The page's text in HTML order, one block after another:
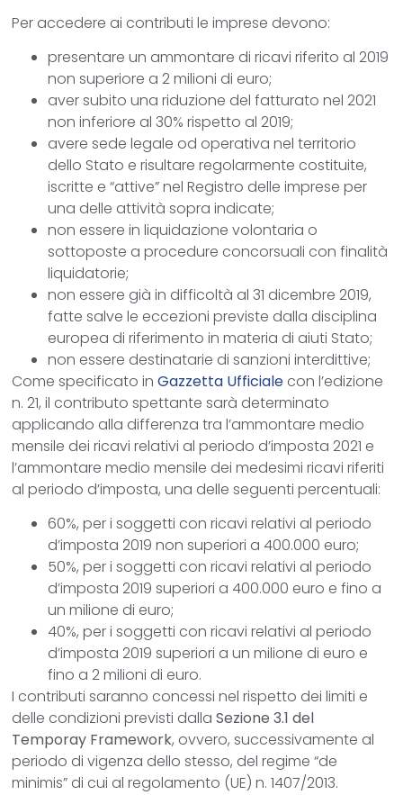
Per accedere ai contributi le imprese devono:
presentare un ammontare di ricavi riferito al 2019
non superiore a 2 milioni di euro;
aver subito una riduzione del fatturato nel 2021
non inferiore al 30% rispetto al 2019;
avere sede legale od operativa nel territorio
dello Stato e risultare regolarmente costituite,
iscritte e “attive” nel Registro delle imprese per
una delle attività sopra indicate;
non essere in liquidazione volontaria o
sottoposte a procedure concorsuali con finalità
liquidatorie;
non essere già in difficoltà al 31 dicembre 2019,
fatte salve le eccezioni previste dalla disciplina
europea di riferimento in materia di aiuti Stato;
non essere destinatarie di sanzioni interdittive;
Come specificato inGazzetta Ufficiale con l’edizione
n. 21, il contributo spettante sarà determinato
applicando alla differenza tra l’ammontare medio
mensile dei ricavi relativi al periodo d’imposta 2021 e
l’ammontare medio mensile dei medesimi ricavi riferiti
al periodo d’imposta, una delle seguenti percentuali:
60%, per i soggetti con ricavi relativi al periodo
d’imposta 2019 non superiori a 400.000 euro;
50%, per i soggetti con ricavi relativi al periodo
d’imposta 2019 superiori a 400.000 euro e fino a
un milione di euro;
40%, per i soggetti con ricavi relativi al periodo
d’imposta 2019 superiori a un milione di euro e
fino a 2 milioni di euro.
I contributi saranno concessi nel rispetto dei limiti e
delle condizioni previsti dallaSezione 3.1 del
Temporay Framework, ovvero, successivamente al
periodo di vigenza dello stesso, del regime “de
minimis” di cui al regolamento (UE) n. 1407/2013.